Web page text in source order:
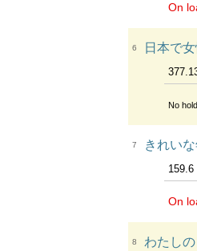
On
6 日本で
No hold
7 きれい
159.6
On
8 わたし